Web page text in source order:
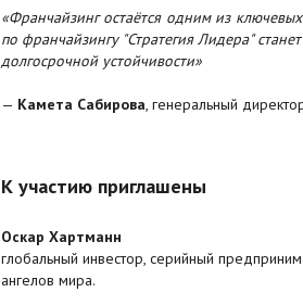
«Франчайзинг остаётся одним из
по франчайзингу "Стратегия Лидера"
долгосрочной устойчивости»
— Камета Сабирова, генеральный
К участию приглашены
Оскар Хартманн
глобальный инвестор, серийный
ангелов мира.